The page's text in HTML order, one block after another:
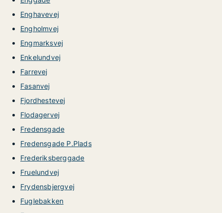
Enghavevej
Engholmvej
Engmarksvej
Enkelundvej
Farrevej
Fasanvej
Fjordhestevej
Flodagervej
Fredensgade
Fredensgade P.Plads
Frederiksberggade
Fruelundvej
Frydensbjergvej
Fuglebakken